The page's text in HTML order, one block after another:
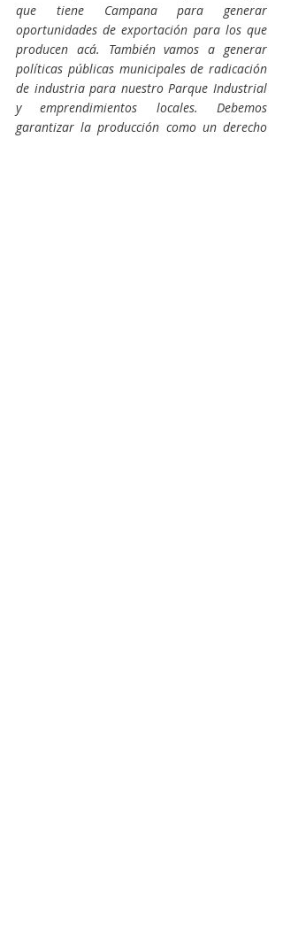
que tiene Campana para generar
oportunidades de exportación para los que
producen acá. También vamos a generar
políticas públicas municipales de radicación
de industria para nuestro Parque Industrial
y emprendimientos locales. Debemos
garantizar la producción como un derecho